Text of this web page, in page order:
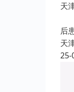
天
后
天
25-